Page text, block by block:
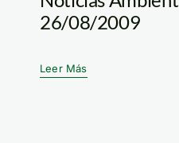
26/08/2009
Leer Más